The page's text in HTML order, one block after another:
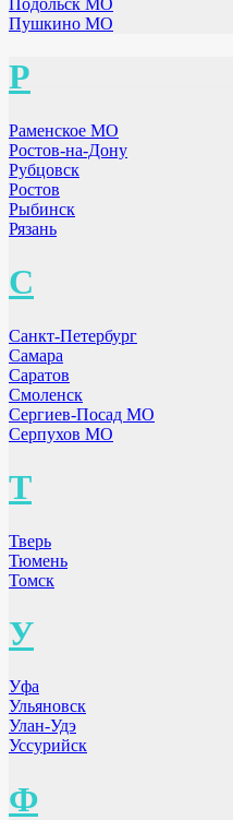
Подольск МО
Пушкино МО
Р
Раменское МО
Ростов-на-Дону
Рубцовск
Ростов
Рыбинск
Рязань
С
Санкт-Петербург
Самара
Саратов
Смоленск
Сергиев-Посад МО
Серпухов МО
Т
Тверь
Тюмень
Томск
У
Уфа
Ульяновск
Улан-Удэ
Уссурийск
Ф